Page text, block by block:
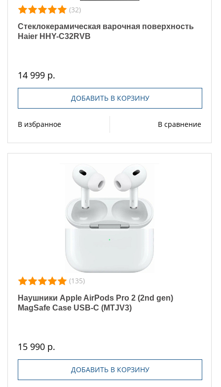
(32)
Стеклокерамическая варочная поверхность
Haier HHY-C32RVB
14 999 р.
ДОБАВИТЬ В КОРЗИНУ
В избранное В сравнение
(135)
Наушники Apple AirPods Pro 2 (2nd gen)
MagSafe Case USB-C (MTJV3)
15 990 р.
ДОБАВИТЬ В КОРЗИНУ